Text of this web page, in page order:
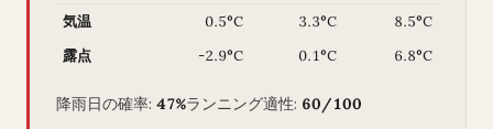
気温 0.5°C 3.3°C
8.5°C
露点
-2.9°C 0.1°C 6.8°C
降雨日の確率: 47%ランニング適性: 60/100